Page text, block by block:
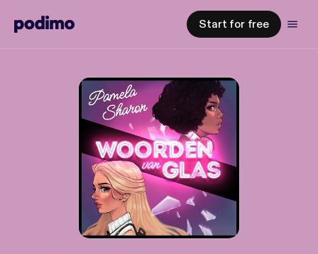
Start for free